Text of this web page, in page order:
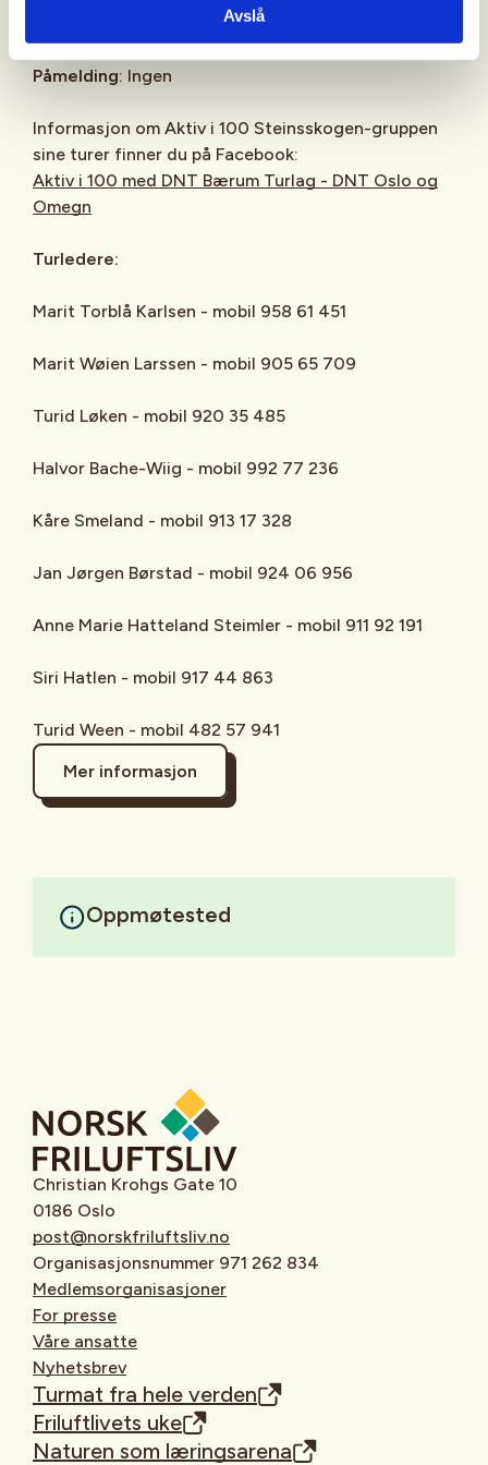
Avslå
Påmelding: Ingen
Informasjon om Aktiv i 100 Steinsskogen-gruppen
sine turer finner du på Facebook:
Aktiv i 100 med DNT Bærum Turlag - DNT Oslo og
Omegn
Turledere:
Marit Torblå Karlsen - mobil 958 61 451
Marit Wøien Larssen - mobil 905 65 709
Turid Løken - mobil 920 35 485
Halvor Bache-Wiig - mobil 992 77 236
Kåre Smeland - mobil 913 17 328
Jan Jørgen Børstad - mobil 924 06 956
Anne Marie Hatteland Steimler - mobil 911 92 191
Siri Hatlen - mobil 917 44 863
Turid Ween - mobil 482 57 941
Mer informasjon
Oppmøtested
Christian Krohgs Gate 10
0186 Oslo
post@norskfriluftsliv.no
Organisasjonsnummer 971 262 834
Medlemsorganisasjoner
For presse
Våre ansatte
Nyhetsbrev
Turmat fra hele verden
Friluftlivets uke
Naturen som læringsarena